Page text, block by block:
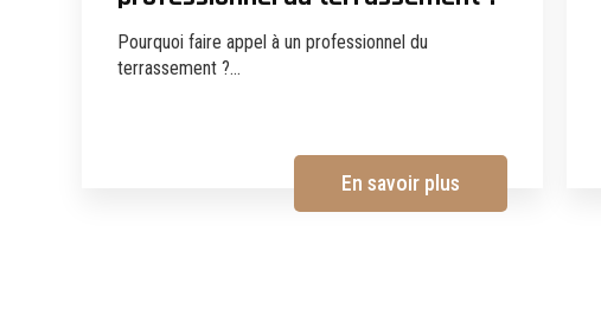
Pourquoi faire appel à un professionnel du
terrassement ?...
En savoir plus